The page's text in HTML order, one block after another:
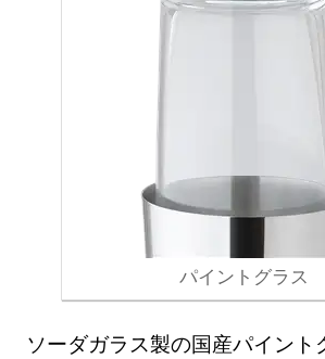
パイントグラス
ソーダガラス製の国産パイント